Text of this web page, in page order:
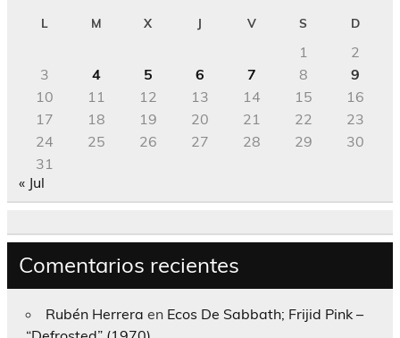
L M X J V S D
1
2
3
4 5 6 7 8
9
10
11 12 13 14 15
16
17
18 19 20 21 22
23
24
25 26 27 28 29
30
31
« Jul
Comentarios recientes
Rubén Herrera en Ecos De Sabbath; Frijid Pink –